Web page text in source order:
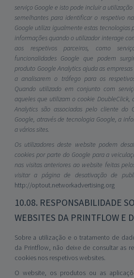
serviço Google e isto pode incluir a
semelhantes para identificar o respetivo
Google utiliza igualmente estas tecnologias
informações quando o utilizador interage
aos respetivos parceiros, como
funcionalidades Google que podem
produto Google Analytics ajuda as
a analisarem o tráfego para os
Quando utilizado em conjunto com
aqueles que utilizam o cookie DoubleClick,
Analytics são associadas pelo cliente do
Google, através de tecnologia Google, a
a vários sites.
Os utilizadores deste website podem
cookies por parte do Google para a
nas visitas anteriores ao website feitas
visitar a página de desativação de
http://optout.networkadvertising.org
10.08. RESPONSABILIDADE
WEBSITES DA PRINTFLOW E
Sobre a utilização e o tratamento de
da Printflow, não deixe de consultar as
cookies nos respetivos websites.
O website, os produtos ou as